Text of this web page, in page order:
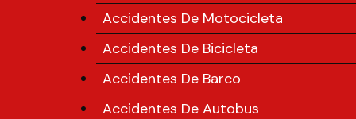
Accidentes De Motocicleta
Accidentes De Bicicleta
Accidentes De Barco
Accidentes De Autobus